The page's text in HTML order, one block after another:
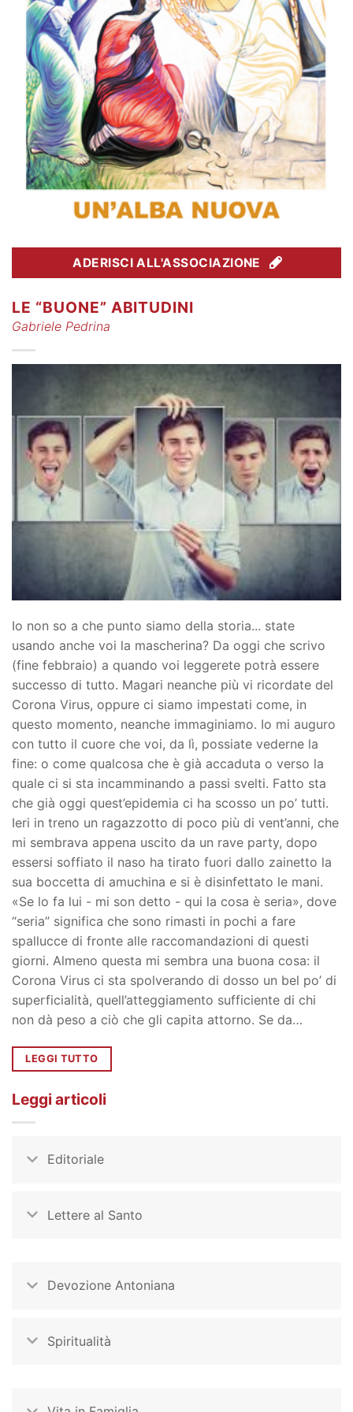
ADERISCI ALL'ASSOCIAZIONE
LE “BUONE” ABITUDINI
Gabriele Pedrina
Io non so a che punto siamo della storia... state
usando anche voi la mascherina? Da oggi che scrivo
(fine febbraio) a quando voi leggerete potrà essere
successo di tutto. Magari neanche più vi ricordate del
Corona Virus, oppure ci siamo impestati come, in
questo momento, neanche immaginiamo. Io mi auguro
con tutto il cuore che voi, da lì, possiate vederne la
fine: o come qualcosa che è già accaduta o verso la
quale ci si sta incamminando a passi svelti. Fatto sta
che già oggi quest’epidemia ci ha scosso un po’ tutti.
Ieri in treno un ragazzotto di poco più di vent’anni, che
mi sembrava appena uscito da un rave party, dopo
essersi soffiato il naso ha tirato fuori dallo zainetto la
sua boccetta di amuchina e si è disinfettato le mani.
«Se lo fa lui - mi son detto - qui la cosa è seria», dove
“seria” significa che sono rimasti in pochi a fare
spallucce di fronte alle raccomandazioni di questi
giorni. Almeno questa mi sembra una buona cosa: il
Corona Virus ci sta spolverando di dosso un bel po’ di
superficialità, quell’atteggiamento sufficiente di chi
non dà peso a ciò che gli capita attorno. Se da…
LEGGI TUTTO
Leggi articoli
Editoriale
Lettere al Santo
Devozione Antoniana
Spiritualità